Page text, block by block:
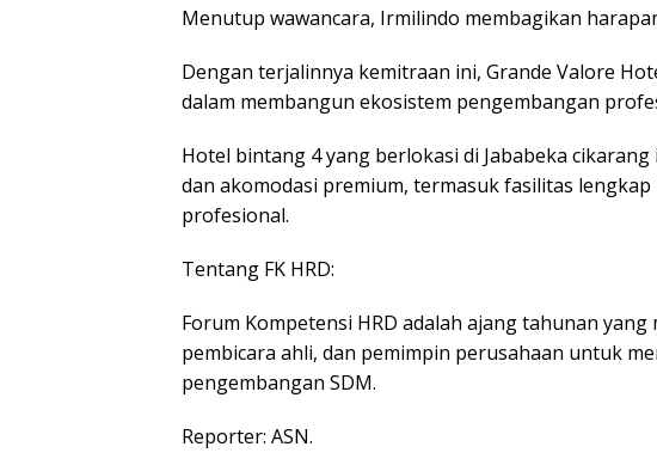
Menutup wawancara, Irmilindo membagikan
Dengan terjalinnya kemitraan ini, Grande Valore
dalam membangun ekosistem pengembangan
Hotel bintang 4 yang berlokasi di Jababeka
dan akomodasi premium, termasuk fasilitas
profesional.
Tentang FK HRD:
Forum Kompetensi HRD adalah ajang tahunan
pembicara ahli, dan pemimpin perusahaan untuk
pengembangan SDM.
Reporter: ASN.